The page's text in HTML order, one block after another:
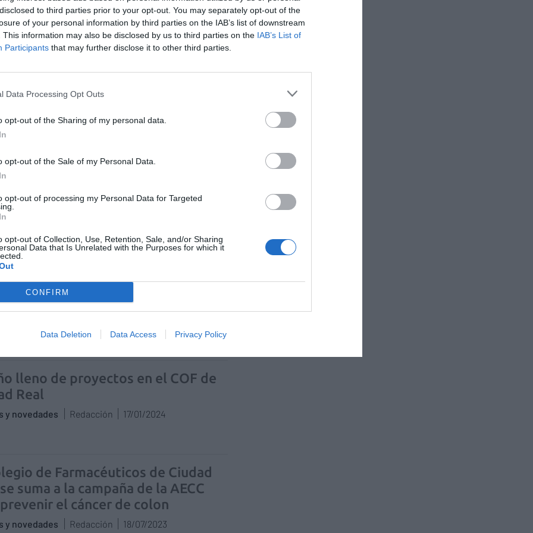
to third parties prior to your opt-out. You may separately opt-out of the
of your personal information by third parties on the IAB’s list of downstream
This information may also be disclosed by us to third parties on the IAB’s List of
Participants that may further disclose it to other third parties.
Data Processing Opt Outs
opt-out of the Sharing of my personal data.
opt-out of the Sale of my Personal Data.
opt-out of processing my Personal Data for Targeted
opt-out of Collection, Use, Retention, Sale, and/or Sharing
Data that Is Unrelated with the Purposes for which it
CONFIRM
Data Deletion Data Access Privacy Policy
y novedades Redacción
30/04/2026
Oficial de Farmacéuticos de Ciudad Real ha reunido
en farmacia, medicina y nutrición para tratar la
de “Atención Farmacéutica en el
Ciudad Real
un servicio de Revisión del Uso
Medicación (RUM)
y novedades Redacción 17/02/2025
de las jornadas de Dermofarmacia
de Ciudad Real
lleno de proyectos en el COF de
Real
y novedades Redacción 17/01/2024
de Farmacéuticos de Ciudad
suma a la campaña de la AECC
el cáncer de colon
y novedades Redacción 18/07/2023